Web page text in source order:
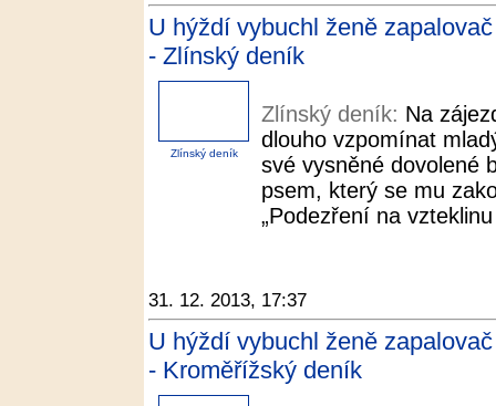
U hýždí vybuchl ženě
- Zlínský deník
Zlínský deník
Zlínský deník: Na
dlouho vzpomínat
své vysněné dovolené
psem, který se mu
„Podezření na
31. 12. 2013, 17:37
U hýždí vybuchl ženě
- Kroměřížský deník